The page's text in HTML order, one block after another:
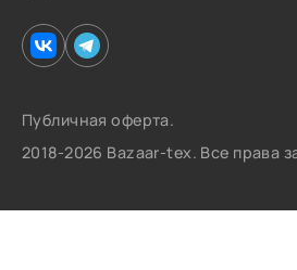
Публичная оферта.
2018-2026 Bazaar-tex. Все права